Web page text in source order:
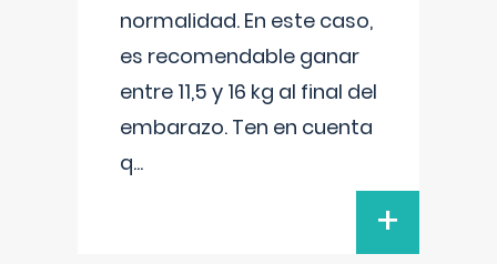
normalidad. En este caso,
es recomendable ganar
entre 11,5 y 16 kg al final del
embarazo. Ten en cuenta
q...
+